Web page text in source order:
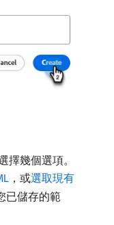
擇幾個選項。
，或選取現有
已儲存的範